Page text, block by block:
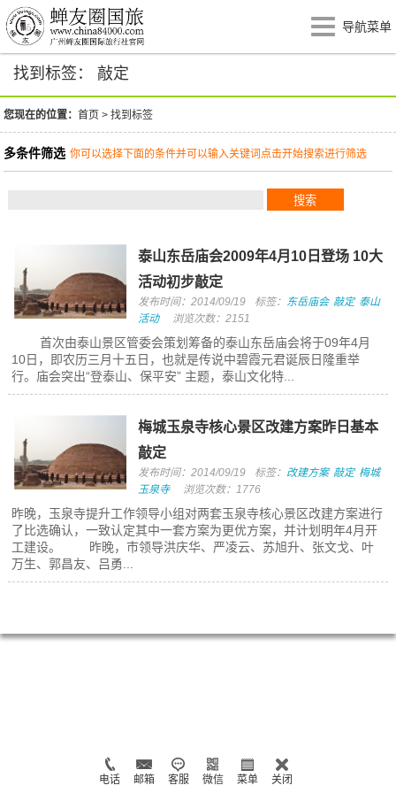
导航菜单
找到标签： 敲定
您现在的位置：首页 >找到标签
多条件筛选 你可以选择下面的条件并可以输入关键词点击开始搜索进行筛选
泰山东岳庙会2009年4月10日登场 10大
活动初步敲定
发布时间：2014/09/19 标签： 东岳庙会 敲定 泰山
活动
浏览次数：2151
首次由泰山景区管委会策划筹备的泰山东岳庙会将于09年4月
10日，即农历三月十五日，也就是传说中碧霞元君诞辰日隆重举
行。庙会突出“登泰山、保平安” 主题，泰山文化特...
梅城玉泉寺核心景区改建方案昨日基本
敲定
发布时间：2014/09/19 标签： 改建方案 敲定 梅城
玉泉寺
浏览次数：1776
昨晚，玉泉寺提升工作领导小组对两套玉泉寺核心景区改建方案进行
了比选确认，一致认定其中一套方案为更优方案，并计划明年4月开
工建设。 昨晚，市领导洪庆华、严凌云、苏旭升、张文戈、叶
万生、郭昌友、吕勇...
电话 邮箱 客服 微信 菜单 关闭